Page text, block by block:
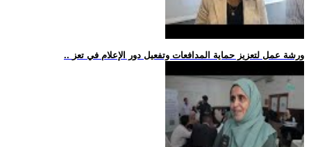
.. ورشة عمل لتعزيز حماية المدافعات وتفعيل دور الإعلام في تعز